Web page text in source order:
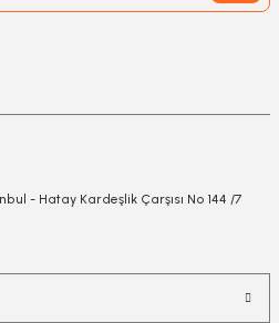
- Hatay Kardeşlik Çarşısı No 144 /7